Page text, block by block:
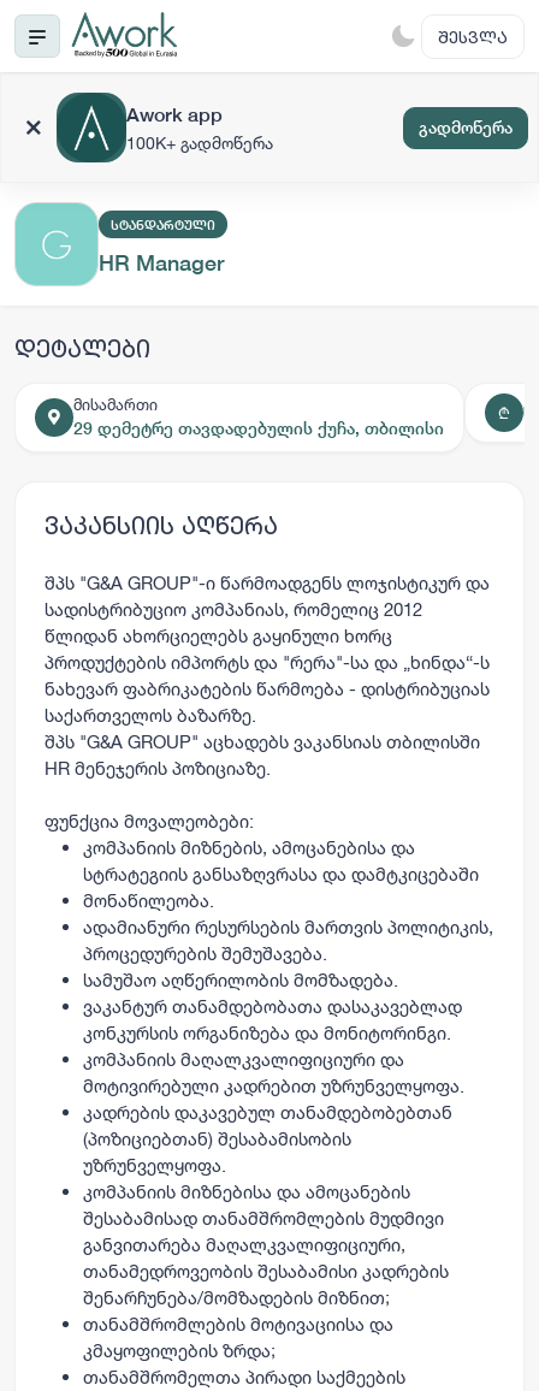
ᲨᲔᲡᲕᲚᲐ
Awork app
100K+ გადმოწერა
გადმოწერა
ᲡᲢᲐᲜᲓᲐᲠᲢᲣᲚᲘ
HR Manager
დეტალები
მისამართი
29 დემეტრე თავდადებულის ქუჩა, თბილისი
₾
ვაკანსიის აღწერა
შპს "G&A GROUP"-ი წარმოადგენს ლოჯისტიკურ და
სადისტრიბუციო კომპანიას, რომელიც 2012
წლიდან ახორციელებს გაყინული ხორც
პროდუქტების იმპორტს და "რერა"-სა და „ხინდა“-ს
ნახევარ ფაბრიკატების წარმოება - დისტრიბუციას
საქართველოს ბაზარზე.
შპს "G&A GROUP" აცხადებს ვაკანსიას თბილისში
HR მენეჯერის პოზიციაზე.
ფუნქცია მოვალეობები:
კომპანიის მიზნების, ამოცანებისა და
სტრატეგიის განსაზღვრასა და დამტკიცებაში
მონაწილეობა.
ადამიანური რესურსების მართვის პოლიტიკის,
პროცედურების შემუშავება.
სამუშაო აღწერილობის მომზადება.
ვაკანტურ თანამდებობათა დასაკავებლად
კონკურსის ორგანიზება და მონიტორინგი.
კომპანიის მაღალკვალიფიციური და
მოტივირებული კადრებით უზრუნველყოფა.
კადრების დაკავებულ თანამდებობებთან
(პოზიციებთან) შესაბამისობის
უზრუნველყოფა.
კომპანიის მიზნებისა და ამოცანების
შესაბამისად თანამშრომლების მუდმივი
განვითარება მაღალკვალიფიციური,
თანამედროვეობის შესაბამისი კადრების
შენარჩუნება/მომზადების მიზნით;
თანამშრომლების მოტივაციისა და
კმაყოფილების ზრდა;
თანამშრომელთა პირადი საქმეების